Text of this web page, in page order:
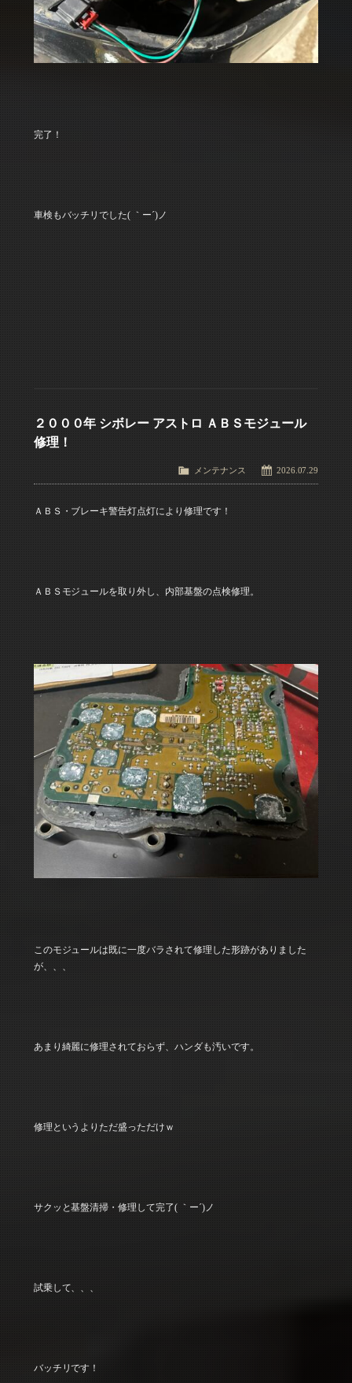
完了！
車検もバッチリでした( ｀ー´)ノ
２０００年 シボレー アストロ ＡＢＳモジュール
修理！
2026.07.29
メンテナンス
ＡＢＳ・ブレーキ警告灯点灯により修理です！
ＡＢＳモジュールを取り外し、内部基盤の点検修理。
このモジュールは既に一度バラされて修理した形跡がありました
が、、、
あまり綺麗に修理されておらず、ハンダも汚いです。
修理というよりただ盛っただけｗ
サクッと基盤清掃・修理して完了( ｀ー´)ノ
試乗して、、、
バッチリです！